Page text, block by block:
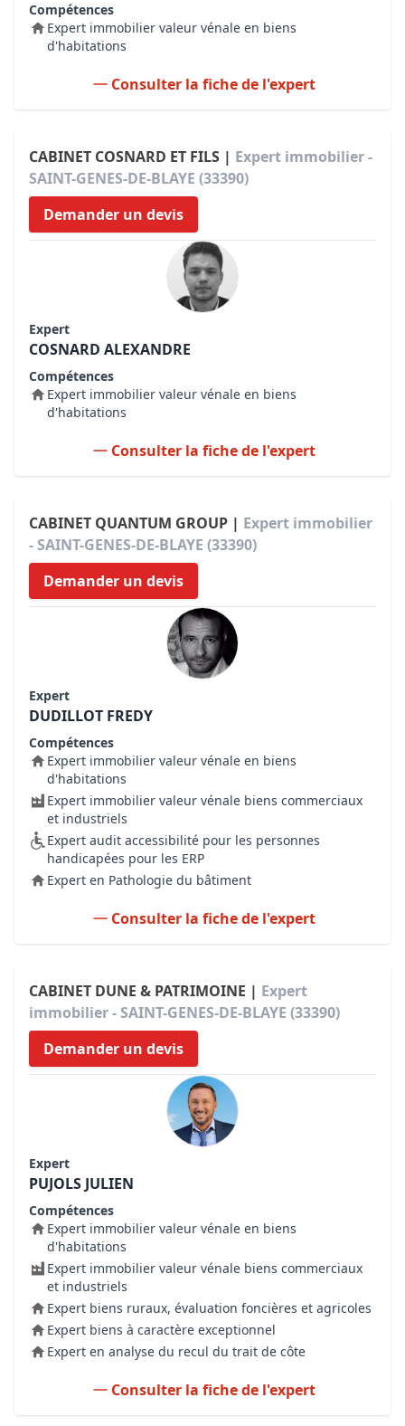
Compétences
Expert immobilier valeur vénale en biens
d'habitations
Consulter la fiche de l'expert
CABINET COSNARD ET FILS | Expert immobilier -
SAINT-GENES-DE-BLAYE (33390)
Demander un devis
Expert
COSNARD ALEXANDRE
Compétences
Expert immobilier valeur vénale en biens
d'habitations
Consulter la fiche de l'expert
CABINET QUANTUM GROUP | Expert immobilier
- SAINT-GENES-DE-BLAYE (33390)
Demander un devis
Expert
DUDILLOT FREDY
Compétences
Expert immobilier valeur vénale en biens
d'habitations
Expert immobilier valeur vénale biens commerciaux
et industriels
Expert audit accessibilité pour les personnes
handicapées pour les ERP
Expert en Pathologie du bâtiment
Consulter la fiche de l'expert
CABINET DUNE & PATRIMOINE | Expert
immobilier - SAINT-GENES-DE-BLAYE (33390)
Demander un devis
Expert
PUJOLS JULIEN
Compétences
Expert immobilier valeur vénale en biens
d'habitations
Expert immobilier valeur vénale biens commerciaux
et industriels
Expert biens ruraux, évaluation foncières et agricoles
Expert biens à caractère exceptionnel
Expert en analyse du recul du trait de côte
Consulter la fiche de l'expert